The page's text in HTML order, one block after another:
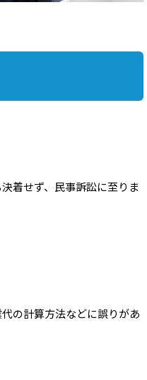
着せず、民事訴訟に至りま
の計算方法などに誤りがあ